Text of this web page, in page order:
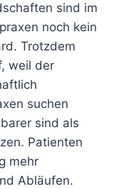
sind im
noch kein
Trotzdem
weil der
suchen
sind als
Patienten
mehr
Abläufen.